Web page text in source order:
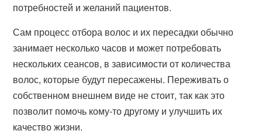
потребностей и желаний пациентов.
Сам процесс отбора волос и их пересадки обычно
занимает несколько часов и может потребовать
нескольких сеансов, в зависимости от количества
волос, которые будут пересажены. Переживать о
собственном внешнем виде не стоит, так как это
позволит помочь кому-то другому и улучшить их
качество жизни.